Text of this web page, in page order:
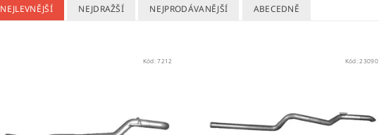
NEJLEVNĚJŠÍ NEJDRAŽŠÍ NEJPRODÁVANĚJŠÍ ABECEDNĚ
Kód:7212 Kód:23090